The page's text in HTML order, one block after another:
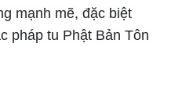
mạnh mẽ, đặc biệt
pháp tu Phật Bản Tôn